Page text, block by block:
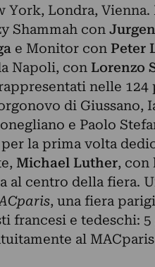
York, Londra,
Shammah con
e Monitor con Peter
Napoli, con Lorenzo
nelle 124
di Giussano,
e Paolo
la prima volta
Michael Luther, con
al centro della fiera.
, una fiera
francesi e tedeschi:
al